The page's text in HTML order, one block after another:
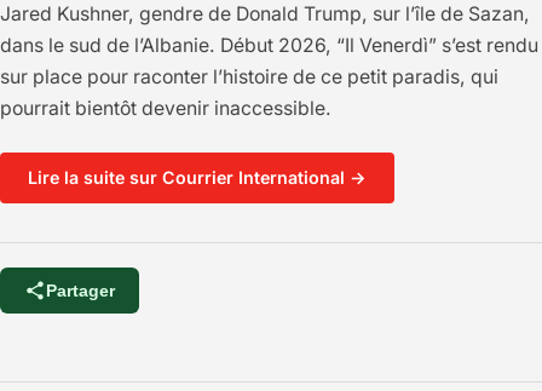
Jared Kushner, gendre de Donald Trump, sur l’île de Sazan,
dans le sud de l’Albanie. Début 2026, “Il Venerdì” s’est rendu
sur place pour raconter l’histoire de ce petit paradis, qui
pourrait bientôt devenir inaccessible.
Lire la suite sur Courrier International →
Partager